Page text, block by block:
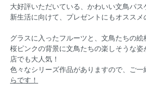
大好評いただいている、かわいい文鳥パス
新生活に向けて、プレゼントにもオススメ
グラスに入ったフルーツと、文鳥たちの絵
桜ピンクの背景に文鳥たちの楽しそうな姿
店でも大人気！
色々なシリーズ作品がありますので、ご一
らです！